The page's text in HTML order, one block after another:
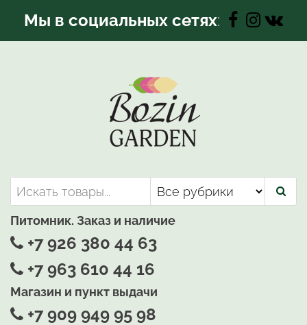
Мы в социальных сетях:
Bozin-Garden | Садовый центр
Садовый центр, Растения
для вашего сада
Питомник. Заказ и наличие
+7 926 380 44 63
+7 963 610 44 16
Магазин и пункт выдачи
+7 909 949 95 98